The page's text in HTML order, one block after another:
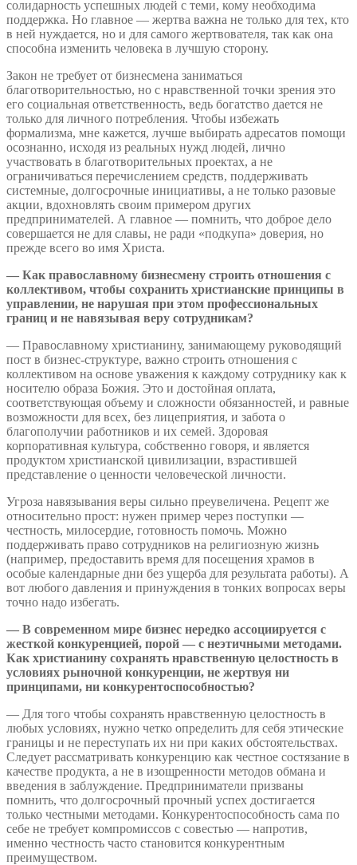
солидарность успешных людей с теми, кому необходима
поддержка. Но главное — жертва важна не только для тех, кто
в ней нуждается, но и для самого жертвователя, так как она
способна изменить человека в лучшую сторону.
Закон не требует от бизнесмена заниматься
благотворительностью, но с нравственной точки зрения это
его социальная ответственность, ведь богатство дается не
только для личного потребления. Чтобы избежать
формализма, мне кажется, лучше выбирать адресатов помощи
осознанно, исходя из реальных нужд людей, лично
участвовать в благотворительных проектах, а не
ограничиваться перечислением средств, поддерживать
системные, долгосрочные инициативы, а не только разовые
акции, вдохновлять своим примером других
предпринимателей. А главное — помнить, что доброе дело
совершается не для славы, не ради «подкупа» доверия, но
прежде всего во имя Христа.
— Как православному бизнесмену строить отношения с
коллективом, чтобы сохранить христианские принципы в
управлении, не нарушая при этом профессиональных
границ и не навязывая веру сотрудникам?
— Православному христианину, занимающему руководящий
пост в бизнес-структуре, важно строить отношения с
коллективом на основе уважения к каждому сотруднику как к
носителю образа Божия. Это и достойная оплата,
соответствующая объему и сложности обязанностей, и равные
возможности для всех, без лицеприятия, и забота о
благополучии работников и их семей. Здоровая
корпоративная культура, собственно говоря, и является
продуктом христианской цивилизации, взрастившей
представление о ценности человеческой личности.
Угроза навязывания веры сильно преувеличена. Рецепт же
относительно прост: нужен пример через поступки —
честность, милосердие, готовность помочь. Можно
поддерживать право сотрудников на религиозную жизнь
(например, предоставить время для посещения храмов в
особые календарные дни без ущерба для результата работы). А
вот любого давления и принуждения в тонких вопросах веры
точно надо избегать.
— В современном мире бизнес нередко ассоциируется с
жесткой конкуренцией, порой — с неэтичными методами.
Как христианину сохранять нравственную целостность в
условиях рыночной конкуренции, не жертвуя ни
принципами, ни конкурентоспособностью?
— Для того чтобы сохранять нравственную целостность в
любых условиях, нужно четко определить для себя этические
границы и не переступать их ни при каких обстоятельствах.
Следует рассматривать конкуренцию как честное состязание в
качестве продукта, а не в изощренности методов обмана и
введения в заблуждение. Предприниматели призваны
помнить, что долгосрочный прочный успех достигается
только честными методами. Конкурентоспособность сама по
себе не требует компромиссов с совестью — напротив,
именно честность часто становится конкурентным
преимуществом.